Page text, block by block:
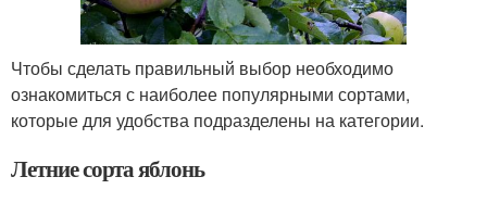
Чтобы сделать правильный выбор необходимо
ознакомиться с наиболее популярными сортами,
которые для удобства подразделены на категории.
Летние сорта яблонь